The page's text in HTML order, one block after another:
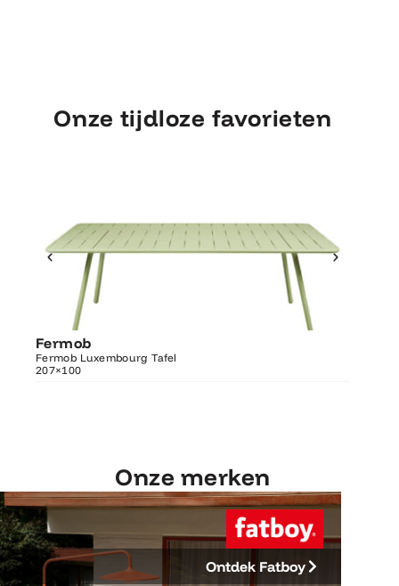
Onze tijdloze favorieten
Fermob
Fermob Luxembourg Tafel
207×100
207×100
Onze merken
Ontdek Fatboy